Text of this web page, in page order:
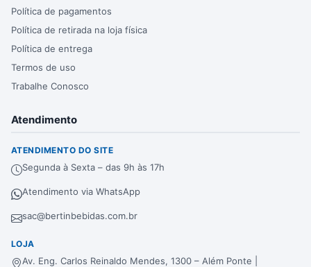
Política de pagamentos
Política de retirada na loja física
Política de entrega
Termos de uso
Trabalhe Conosco
Atendimento
ATENDIMENTO DO SITE
Segunda à Sexta – das 9h às 17h
Atendimento via WhatsApp
sac@bertinbebidas.com.br
LOJA
Av. Eng. Carlos Reinaldo Mendes, 1300 – Além Ponte |